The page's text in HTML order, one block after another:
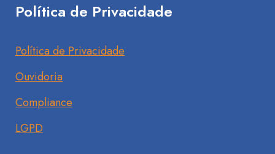
Política de Privacidade
Política de Privacidade
Ouvidoria
Compliance
LGPD